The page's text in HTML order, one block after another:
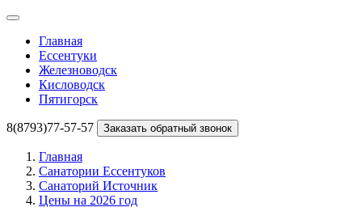
Главная
Ессентуки
Железноводск
Кисловодск
Пятигорск
8(8793)77-57-57 Заказать обратный звонок
Главная
Санатории Ессентуков
Санаторий Источник
Цены на 2026 год